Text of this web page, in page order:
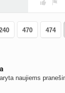
470 474
naujiems